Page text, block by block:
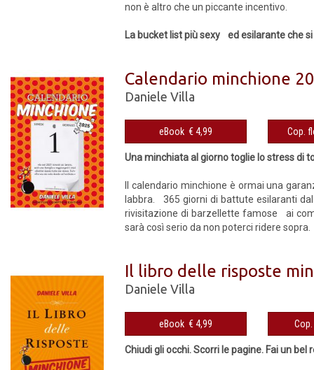
non è altro che un piccante incentivo.
La bucket list più sexy ed esilarante che si
Calendario minchione
Daniele Villa
eBook € 4,99
Una minchiata al giorno toglie lo stress di
Il calendario minchione è ormai una
labbra. 365 giorni di battute esilaranti
rivisitazione di barzellette famose ai
sarà così serio da non poterci ridere sopra.
Il libro delle risposte
Daniele Villa
eBook € 4,99
Chiudi gli occhi. Scorri le pagine. Fai un